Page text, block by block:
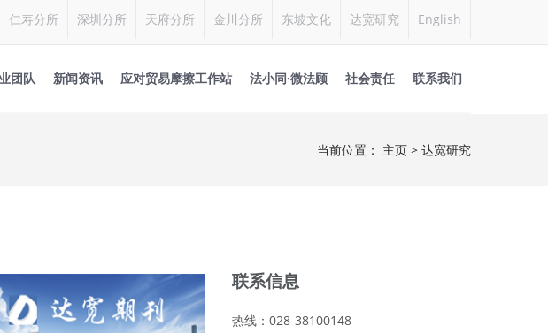
仁寿分所 深圳分所 天府分所 金川分所 东坡文化 达宽研究 English
团队 新闻资讯 应对贸易摩擦工作站 法小同·微法顾 社会责任 联系我们
当前位置： 主页 > 达宽研究
联系信息
热线：028-38100148